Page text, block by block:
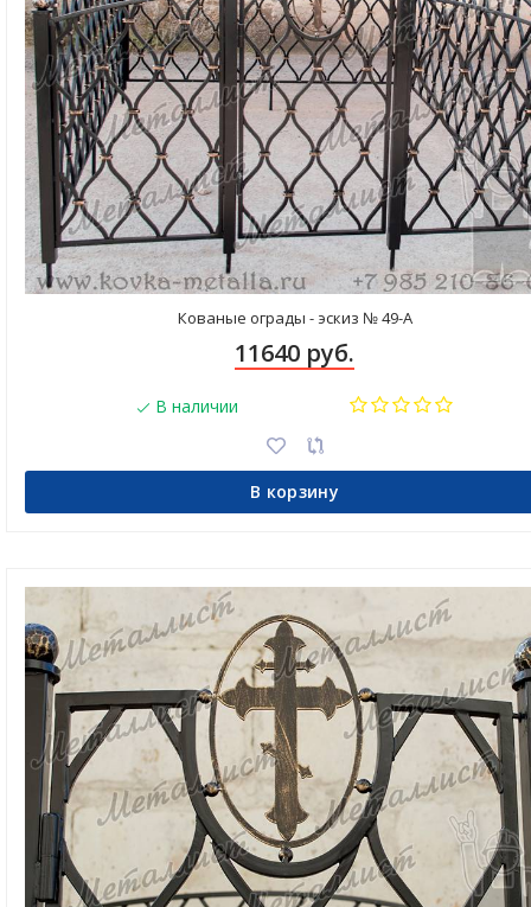
Кованые ограды - эскиз № 49-А
11640 руб.
В наличии
В корзину